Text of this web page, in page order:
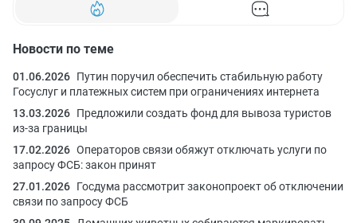
Новости по теме
01.06.2026 Путин поручил обеспечить стабильную работу
Госуслуг и платежных систем при ограничениях интернета
13.03.2026 Предложили создать фонд для вывоза туристов
из-за границы
17.02.2026 Операторов связи обяжут отключать услуги по
запросу ФСБ: закон принят
27.01.2026 Госдума рассмотрит законопроект об отключении
связи по запросу ФСБ